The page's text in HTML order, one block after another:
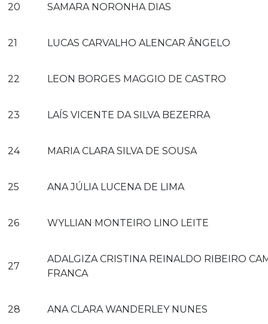
20 SAMARA NORONHA DIAS
21 LUCAS CARVALHO ALENCAR ÂNGELO
22 LEON BORGES MAGGIO DE CASTRO
23 LAÍS VICENTE DA SILVA BEZERRA
24 MARIA CLARA SILVA DE SOUSA
25 ANA JÚLIA LUCENA DE LIMA
26 WYLLIAN MONTEIRO LINO LEITE
27
ADALGIZA CRISTINA REINALDO RIBEIRO
FRANCA
28 ANA CLARA WANDERLEY NUNES